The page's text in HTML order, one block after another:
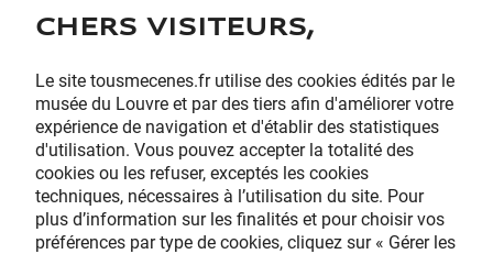
Avec le mécénat
exceptionnel de
Chers visiteurs,
Le site tousmecenes.fr utilise des cookies édités par le
musée du Louvre et par des tiers afin d'améliorer votre
expérience de navigation et d'établir des statistiques
d'utilisation. Vous pouvez accepter la totalité des
cookies ou les refuser, exceptés les cookies
techniques, nécessaires à l’utilisation du site. Pour
plus d’information sur les finalités et pour choisir vos
préférences par type de cookies, cliquez sur « Gérer les